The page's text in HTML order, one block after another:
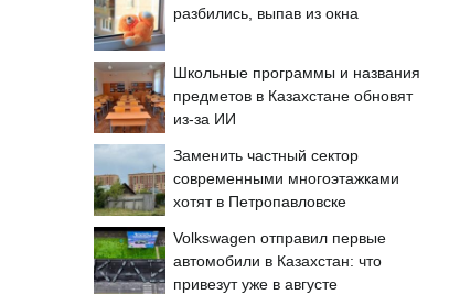
разбились, выпав из окна
Школьные программы и названия
предметов в Казахстане обновят
из-за ИИ
Заменить частный сектор
современными многоэтажками
хотят в Петропавловске
Volkswagen отправил первые
автомобили в Казахстан: что
привезут уже в августе